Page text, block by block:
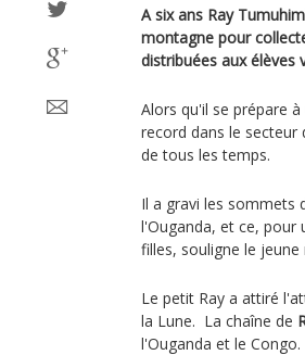
A six ans Ray
montagne pour
distribuées aux élèves
Alors qu'il se prépare
record dans le
de tous les temps.
Il a gravi les sommets
l'Ouganda, et ce, pour
filles, souligne le jeune
Le petit Ray a attiré
la Lune. La chaîne de
l'Ouganda et le